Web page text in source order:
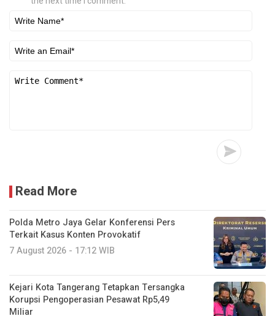
Read More
Polda Metro Jaya Gelar Konferensi Pers
Terkait Kasus Konten Provokatif
7 August 2026 - 17:12 WIB
Kejari Kota Tangerang Tetapkan Tersangka
Korupsi Pengoperasian Pesawat Rp5,49
Miliar